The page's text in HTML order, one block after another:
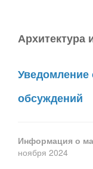
Архитектура
обсуждений
Информация о
ноября 2024